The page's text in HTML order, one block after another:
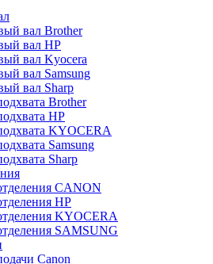
вал Brother
вал HP
вал Kyocera
вал Samsung
вал Sharp
Brother
HP
KYOCERA
Samsung
Sharp
CANON
HP
KYOCERA
SAMSUNG
Canon